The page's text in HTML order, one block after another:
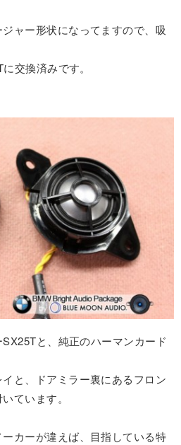
ャー形状になってますので、吸
交換済みです。
と、純正のハーマンカード
と、ドアミラー裏にあるフロン
ています。
カーが違えば、目指している特